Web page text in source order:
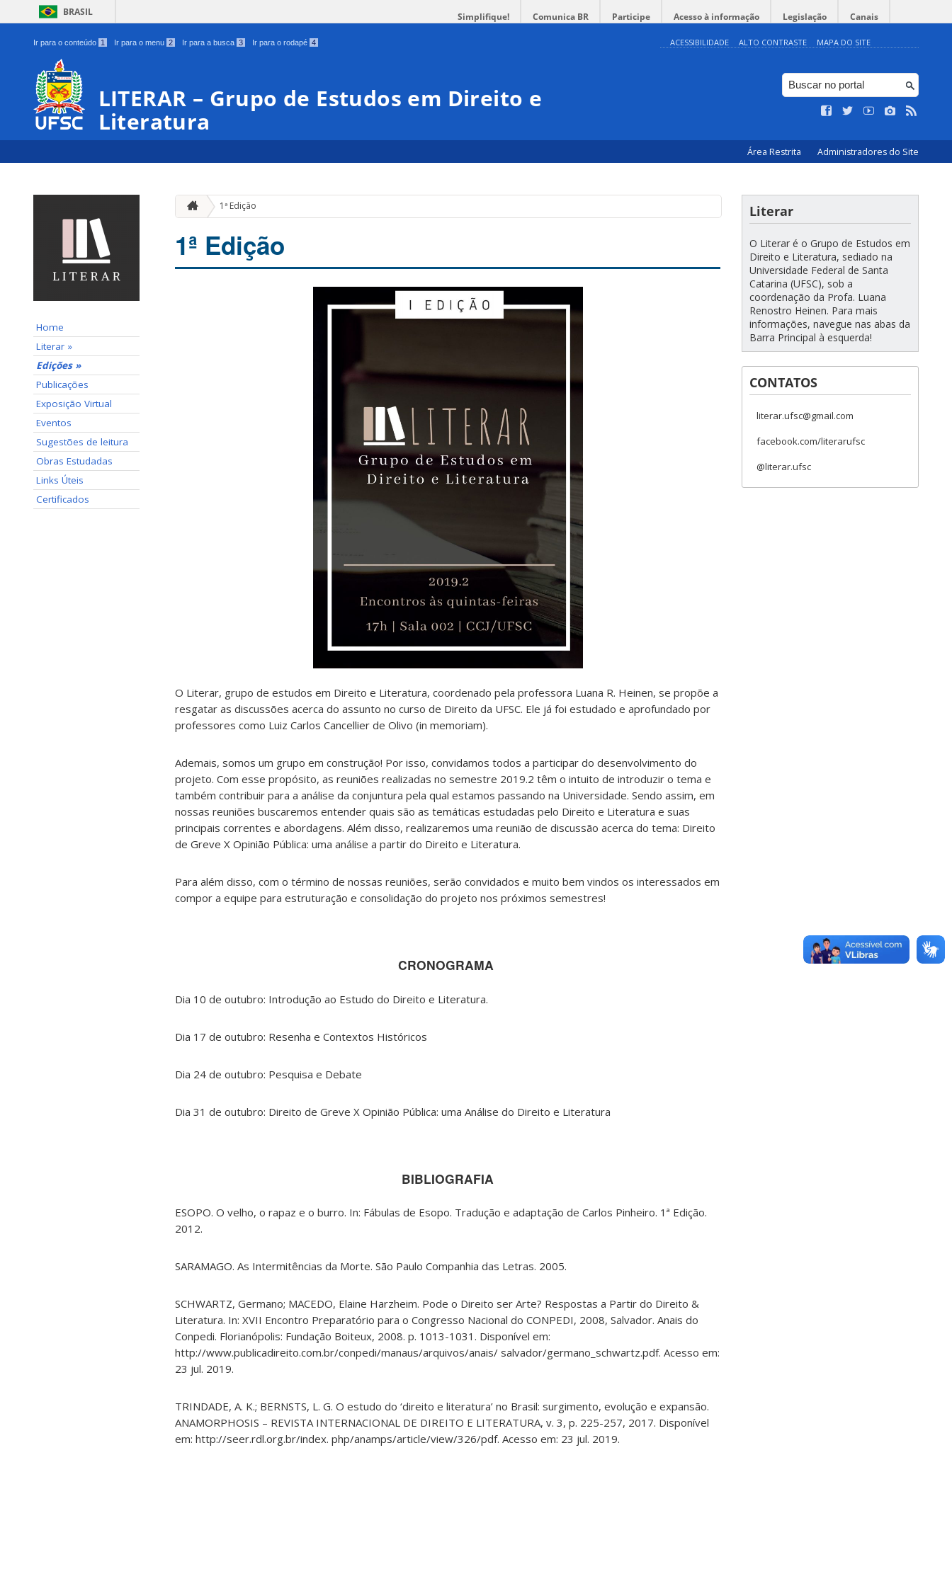
BRASIL Simplifique! Comunica BR Participe Acesso à informação Legislação Canais
Ir para o conteúdo 1 Ir para o menu 2 Ir para a busca 3 Ir para o rodapé 4 ACESSIBILIDADE ALTO CONTRASTE MAPA DO SITE
LITERAR – Grupo de Estudos em Direito e
Literatura
Área Restrita Administradores do Site
Home
Literar »
Edições »
Publicações
Exposição Virtual
Eventos
Sugestões de leitura
Obras Estudadas
Links Úteis
Certificados
1ª Edição
1ª Edição
O Literar, grupo de estudos em Direito e Literatura, coordenado pela professora Luana R. Heinen, se propõe a
resgatar as discussões acerca do assunto no curso de Direito da UFSC. Ele já foi estudado e aprofundado por
professores como Luiz Carlos Cancellier de Olivo (in memoriam).
Ademais, somos um grupo em construção! Por isso, convidamos todos a participar do desenvolvimento do
projeto. Com esse propósito, as reuniões realizadas no semestre 2019.2 têm o intuito de introduzir o tema e
também contribuir para a análise da conjuntura pela qual estamos passando na Universidade. Sendo assim, em
nossas reuniões buscaremos entender quais são as temáticas estudadas pelo Direito e Literatura e suas
principais correntes e abordagens. Além disso, realizaremos uma reunião de discussão acerca do tema: Direito
de Greve X Opinião Pública: uma análise a partir do Direito e Literatura.
Para além disso, com o término de nossas reuniões, serão convidados e muito bem vindos os interessados em
compor a equipe para estruturação e consolidação do projeto nos próximos semestres!
CRONOGRAMA
Dia 10 de outubro: Introdução ao Estudo do Direito e Literatura.
Dia 17 de outubro: Resenha e Contextos Históricos
Dia 24 de outubro: Pesquisa e Debate
Dia 31 de outubro: Direito de Greve X Opinião Pública: uma Análise do Direito e Literatura
BIBLIOGRAFIA
ESOPO. O velho, o rapaz e o burro. In: Fábulas de Esopo. Tradução e adaptação de Carlos Pinheiro. 1ª Edição.
2012.
SARAMAGO. As Intermitências da Morte. São Paulo Companhia das Letras. 2005.
SCHWARTZ, Germano; MACEDO, Elaine Harzheim. Pode o Direito ser Arte? Respostas a Partir do Direito &
Literatura. In: XVII Encontro Preparatório para o Congresso Nacional do CONPEDI, 2008, Salvador. Anais do
Conpedi. Florianópolis: Fundação Boiteux, 2008. p. 1013-1031. Disponível em:
http://www.publicadireito.com.br/conpedi/manaus/arquivos/anais/ salvador/germano_schwartz.pdf. Acesso em:
23 jul. 2019.
TRINDADE, A. K.; BERNSTS, L. G. O estudo do ‘direito e literatura’ no Brasil: surgimento, evolução e expansão.
ANAMORPHOSIS – REVISTA INTERNACIONAL DE DIREITO E LITERATURA, v. 3, p. 225-257, 2017. Disponível
em: http://seer.rdl.org.br/index. php/anamps/article/view/326/pdf. Acesso em: 23 jul. 2019.
Literar
O Literar é o Grupo de Estudos em
Direito e Literatura, sediado na
Universidade Federal de Santa
Catarina (UFSC), sob a
coordenação da Profa. Luana
Renostro Heinen. Para mais
informações, navegue nas abas da
Barra Principal à esquerda!
CONTATOS
literar.ufsc@gmail.com
facebook.com/literarufsc
@literar.ufsc